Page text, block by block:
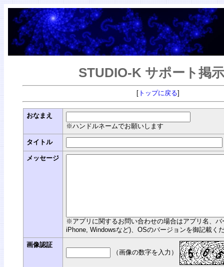
STUDIO-K サポート掲
[ トップに戻る]
おなまえ
※ハンドルネームでお願いします
タイトル
メッセージ
※アプリに関するお問い合わせの場合はアプリ名、
iPhone, Windowsなど)、OSのバージョンを御記載く
画像認証
（画像の数字を入力）